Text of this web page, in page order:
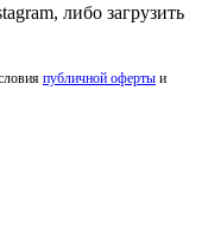
либо загрузить
публичной оферты и